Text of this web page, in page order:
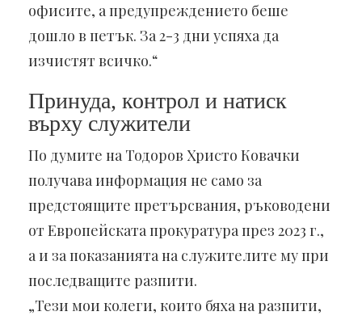
офисите, а предупреждението беше
дошло в петък. За 2-3 дни успяха да
изчистят всичко.“
Принуда, контрол и натиск
върху служители
По думите на Тодоров Христо Ковачки
получава информация не само за
предстоящите претърсвания, ръководени
от Европейската прокуратура през 2023 г.,
а и за показанията на служителите му при
последващите разпити.
„Тези мои колеги, които бяха на разпити,